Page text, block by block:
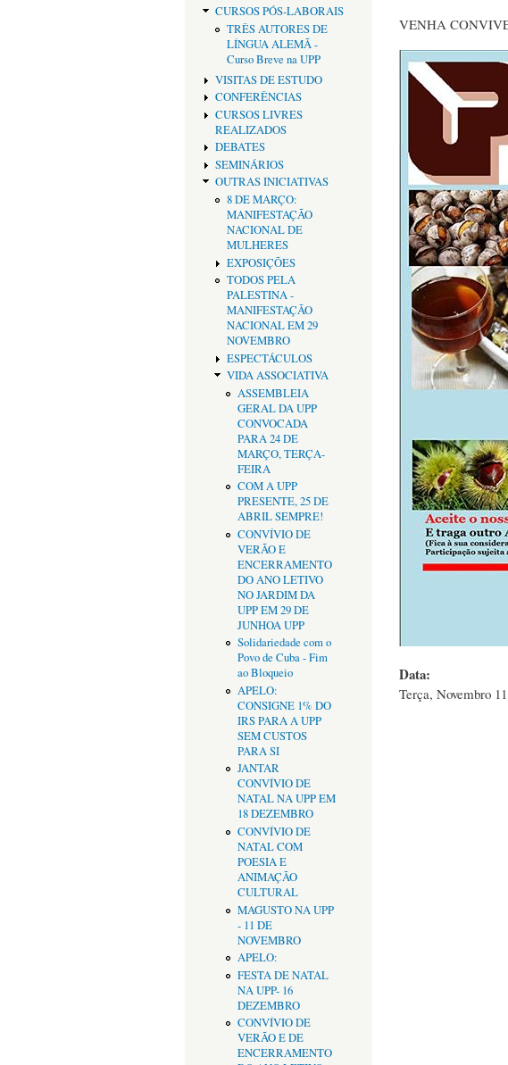
CURSOS PÓS-LABORAIS
TRÊS AUTORES DE
LÍNGUA ALEMÃ -
Curso Breve na UPP
VISITAS DE ESTUDO
CONFERÊNCIAS
CURSOS LIVRES
REALIZADOS
DEBATES
SEMINÁRIOS
OUTRAS INICIATIVAS
8 DE MARÇO:
MANIFESTAÇÃO
NACIONAL DE
MULHERES
EXPOSIÇÕES
TODOS PELA
PALESTINA -
MANIFESTAÇÃO
NACIONAL EM 29
NOVEMBRO
ESPECTÁCULOS
VIDA ASSOCIATIVA
ASSEMBLEIA
GERAL DA UPP
CONVOCADA
PARA 24 DE
MARÇO, TERÇA-
FEIRA
COM A UPP
PRESENTE, 25 DE
ABRIL SEMPRE!
CONVÍVIO DE
VERÃO E
ENCERRAMENTO
DO ANO LETIVO
NO JARDIM DA
UPP EM 29 DE
JUNHOA UPP
Solidariedade com o
Povo de Cuba - Fim
ao Bloqueio
APELO:
CONSIGNE 1% DO
IRS PARA A UPP
SEM CUSTOS
PARA SI
JANTAR
CONVÍVIO DE
NATAL NA UPP EM
18 DEZEMBRO
CONVÍVIO DE
NATAL COM
POESIA E
ANIMAÇÃO
CULTURAL
MAGUSTO NA UPP
- 11 DE
NOVEMBRO
APELO:
FESTA DE NATAL
NA UPP- 16
DEZEMBRO
CONVÍVIO DE
VERÃO E DE
ENCERRAMENTO
VENHA
Data:
Terça, Novembro